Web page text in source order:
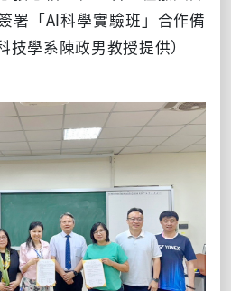
署「AI科學實驗班」合作備
學系陳政男教授提供）